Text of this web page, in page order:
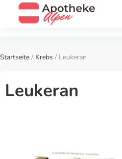
Startseite / Krebs / Leukeran
Leukeran